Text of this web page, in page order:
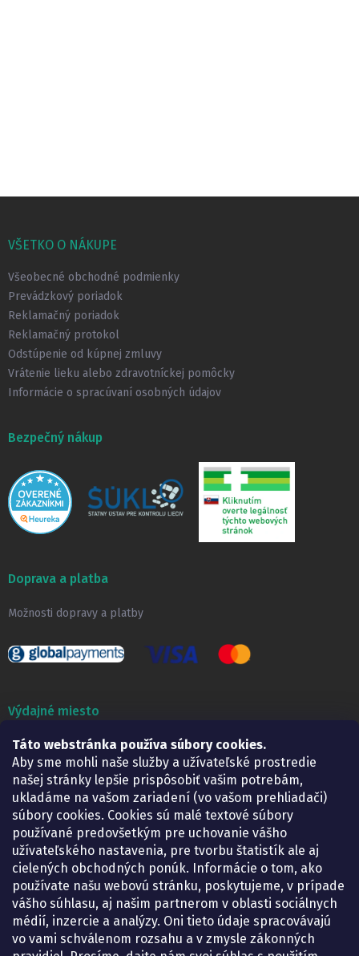
Táto webstránka používa súbory cookies.
Aby sme mohli naše služby a užívateľské prostredie
našej stránky lepšie prispôsobiť vašim potrebám,
ukladáme na vašom zariadení (vo vašom prehliadači)
súbory cookies. Cookies sú malé textové súbory
používané predovšetkým pre uchovanie vášho
užívateľského nastavenia, pre tvorbu štatistík ale aj
cielených obchodných ponúk. Informácie o tom, ako
používate našu webovú stránku, poskytujeme, v prípade
vášho súhlasu, aj našim partnerom v oblasti sociálnych
médií, inzercie a analýzy. Oni tieto údaje spracovávajú
vo vami schválenom rozsahu a v zmysle zákonných
pVŠETKO O NÁKUPE
Všeobecné obchodné podmienky
Prevádzkový poriadok
Reklamačný poriadok
Reklamačný protokol
Odstúpenie od kúpnej zmluvy
Vrátenie lieku alebo zdravotníckej pomôcky
Informácie o spracúvaní osobných údajov
Bezpečný nákup
Doprava a platba
Možnosti dopravy a platby
Výdajné miesto
Lekáreň ADONAI
Košice – Smetanova 2
Pondelok:
07.30 – 15.30 h.
Utorok:
07.30 – 16.00 h.
Streda:
07.30 – 16.00 h.
Štvrtok:
07.30 – 15.30 h.
Piatok:
07.30 – 15.30 h.
KONTAKT
eshop@lekarenadonai.sk
+421 948 203 203